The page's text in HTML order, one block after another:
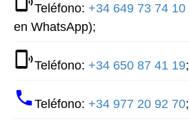
Teléfono: +34 649 73 74 10
en WhatsApp);
Teléfono: +34 650 87 41 19;
Teléfono: +34 977 20 92 70;